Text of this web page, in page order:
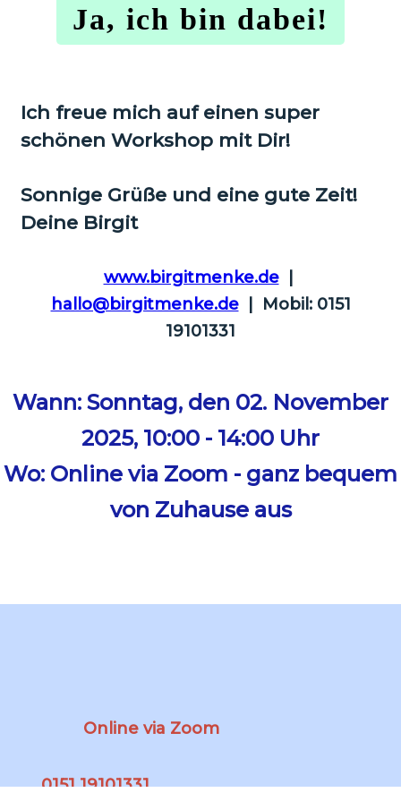
Ja, ich bin dabei!
Ich freue mich auf einen super
schönen Workshop mit Dir!
Sonnige Grüße und eine gute Zeit!
Deine Birgit
www.birgitmenke.de|
hallo@birgitmenke.de| Mobil: 0151
19101331
Wann: Sonntag, den 02. November
2025, 10:00 - 14:00 Uhr
Wo: Online via Zoom - ganz bequem
von Zuhause aus
Online via Zoom
0151 19101331